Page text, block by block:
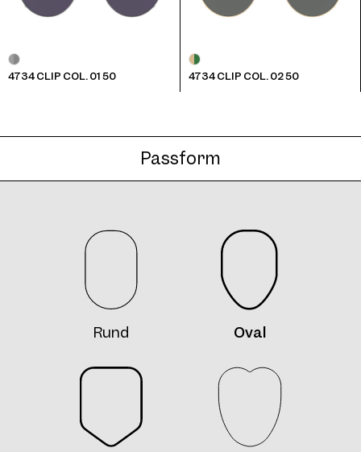
4734 CLIP COL. 01 50 4734 CLIP COL. 02 50
Passform
Rund Oval
4734 Clip Col. 10 50
4734 Clip2 Col. 12 55
4734 Clip4 Col. 13 56